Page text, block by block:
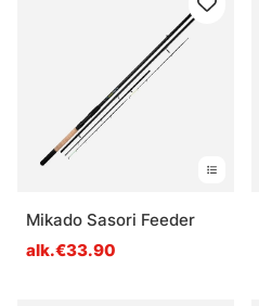
Mikado Sasori Feeder
alk.€33.90